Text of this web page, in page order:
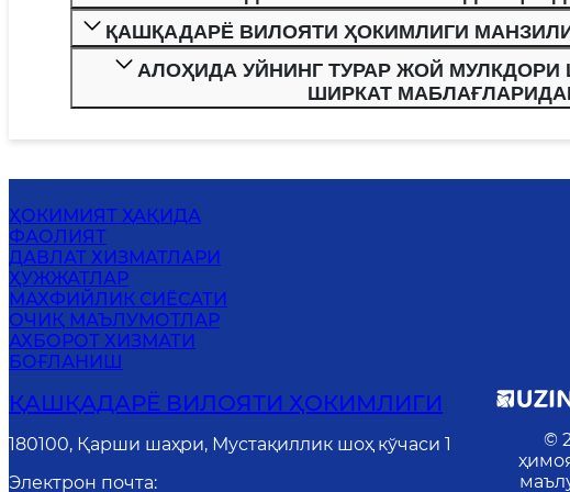
ҚАШҚАДАРЁ ВИЛОЯТИ ҲОКИМЛИГИ
АЛОҲИДА УЙНИНГ ТУРАР ЖОЙ
ШИРКАТ
ҲОКИМИЯТ ҲАҚИДА
ФАОЛИЯТ
ДАВЛАТ ХИЗМАТЛАРИ
ҲУЖЖАТЛАР
MАХФИЙЛИК СИЁСАТИ
ОЧИҚ МАЪЛУМОТЛАР
АХБОРОТ ХИЗМАТИ
БОҒЛАНИШ
ҚАШҚАДАРЁ ВИЛОЯТИ ҲОКИМЛИГИ
180100, Қарши шаҳри, Мустақиллик шоҳ кўчаси 1
Электрон почта:
©